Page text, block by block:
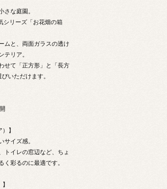
さな庭園。
シリーズ「お花畑の箱
ムと、両面ガラスの透け
テリア。
せて「正方形」と「長方
いただけます。
】
サイズ感。
トイレの窓辺など、ちょ
く彩るのに最適です。